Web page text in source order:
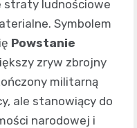
straty ludnościowe
Symbolem
Powstanie
zryw zbrojny
militarną
ale stanowiący do
narodowej i